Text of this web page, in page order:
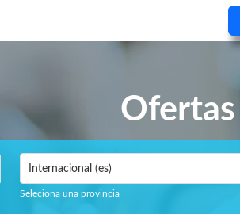
Ofertas
Internacional (es)
Seleciona una provincia